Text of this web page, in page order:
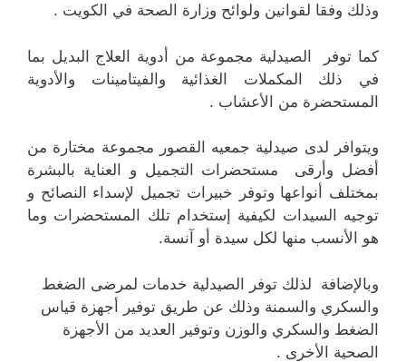
وذلك وفقا لقوانين ولوائح وزارة الصحة في الكويت .
كما توفر الصيدلية مجموعة من أدوية العلاج البديل بما
في ذلك المكملات الغذائية والفيتامينات والأدوية
المستحضرة من الأعشاب .
ويتوافر لدى صيدلية جمعيه القصور مجموعة مختارة من
أفضل وأرقى مستحضرات التجميل و العناية بالبشرة
بمختلف أنواعها وتوفر خبيرات تجميل لإسداء النصائح و
توجيه السيدات لكيفية إستخدام تلك المستحضرات وما
هو الأنسب منها لكل سيدة أو آنسة.
وبالإضافة لذلك توفر الصيدلية خدمات لمرضى الضغط
والسكري والسمنة وذلك عن طريق توفير أجهزة قياس
الضغط والسكري والوزن وتوفير العديد من الأجهزة
الصحية الأخرى .